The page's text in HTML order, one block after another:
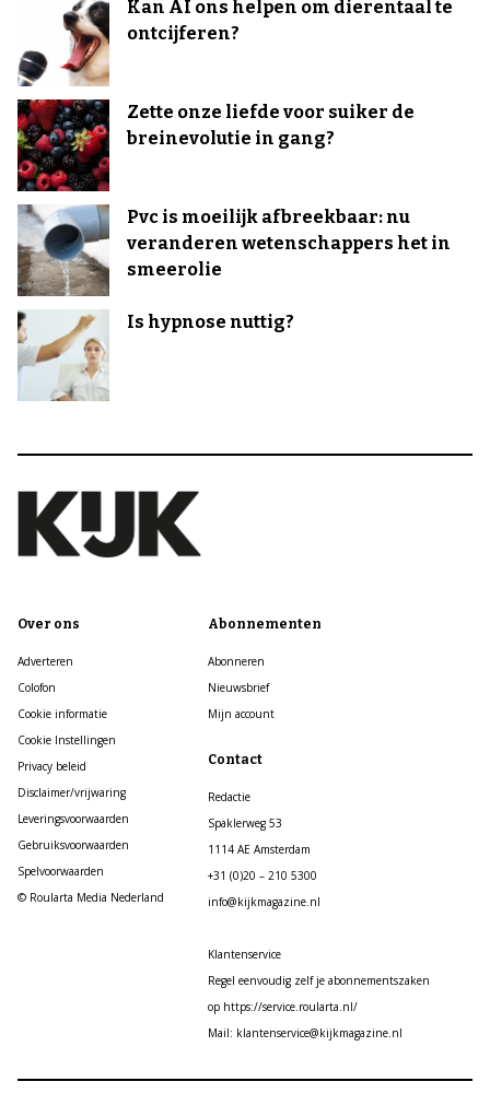
Kan AI ons helpen om dierentaal te
ontcijferen?
Zette onze liefde voor suiker de
breinevolutie in gang?
Pvc is moeilijk afbreekbaar: nu
veranderen wetenschappers het in
smeerolie
Is hypnose nuttig?
Over ons
Adverteren
Colofon
Cookie informatie
Cookie Instellingen
Privacy beleid
Disclaimer/vrijwaring
Leveringsvoorwaarden
Gebruiksvoorwaarden
Spelvoorwaarden
© Roularta Media Nederland
Abonnementen
Abonneren
Nieuwsbrief
Mijn account
Contact
Redactie
Spaklerweg 53
1114 AE Amsterdam
+31 (0)20 – 210 5300
info@kijkmagazine.nl
Klantenservice
Regel eenvoudig zelf je abonnementszaken
op https://service.roularta.nl/
Mail: klantenservice@kijkmagazine.nl